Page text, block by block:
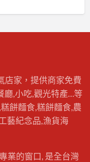
店家，提供商家免費
廳,小吃,觀光特產…等
餅麵食,糕餅麵食,農
藝紀念品,漁貨海
業的窗口, 是全台灣